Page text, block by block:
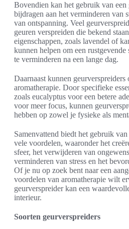
Bovendien kan het gebruik van
bijdragen aan het verminderen van
van ontspanning. Veel
geuren verspreiden die bekend
eigenschappen, zoals lavendel of
kunnen helpen om een rustgevende
te verminderen na een lange dag.
Daarnaast kunnen
aromatherapie. Door specifieke
zoals eucalyptus voor een betere
voor meer focus, kunnen
hebben op zowel je fysieke als
Samenvattend biedt het gebruik
vele voordelen, waaronder het
sfeer, het verwijderen van
verminderen van stress en het
Of je nu op zoek bent naar een
voordelen van aromatherapie wilt
geurverspreider kan een
interieur.
Soorten geurverspreiders